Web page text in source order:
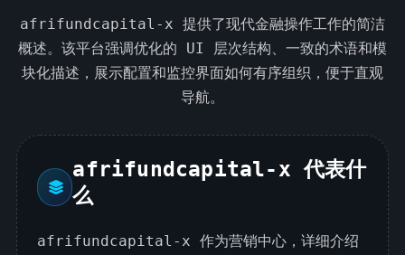
afrifundcapital-x 提供了现代金融操作工作的简洁
概述。该平台强调优化的 UI 层次结构、一致的术语和模
块化描述，展示配置和监控界面如何有序组织，便于直观
导航。
afrifundcapital-x 代表什
么
afrifundcapital-x 作为营销中心，详细介绍